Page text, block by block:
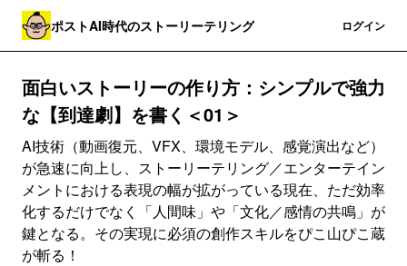
ポストAI時代のストーリーテリング ログイン
面白いストーリーの作り方：シンプルで強力
な【到達劇】を書く＜01＞
AI技術（動画復元、VFX、環境モデル、感覚演出など）
が急速に向上し、ストーリーテリング／エンターテイン
メントにおける表現の幅が拡がっている現在、ただ効率
化するだけでなく「人間味」や「文化／感情の共鳴」が
鍵となる。その実現に必須の創作スキルをぴこ山ぴこ蔵
が斬る！